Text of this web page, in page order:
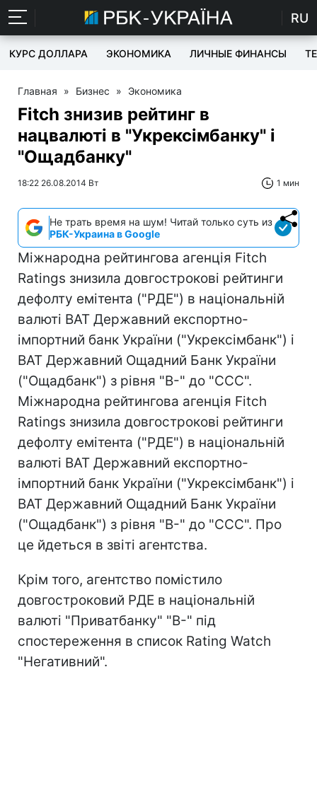
RU
КУРС ДОЛЛАРА ЭКОНОМИКА ЛИЧНЫЕ ФИНАНСЫ
Главная » Бизнес » Экономика
Fitch знизив рейтинг в
нацвалюті в "Укрексімбанку" і
"Ощадбанку"
18:22 26.08.2014 Вт 1 мин
Не трать время на шум! Читай только суть из
РБК-Украина в Google
Міжнародна рейтингова агенція Fitch
Ratings знизила довгострокові рейтинги
дефолту емітента ("РДЕ") в національній
валюті ВАТ Державний експортно-
імпортний банк України ("Укрексімбанк") і
ВАТ Державний Ощадний Банк України
("Ощадбанк") з рівня "B-" до "CCC".
Міжнародна рейтингова агенція Fitch
Ratings знизила довгострокові рейтинги
дефолту емітента ("РДЕ") в національній
валюті ВАТ Державний експортно-
імпортний банк України ("Укрексімбанк") і
ВАТ Державний Ощадний Банк України
("Ощадбанк") з рівня "B-" до "CCC". Про
це йдеться в звіті агентства.
Крім того, агентство помістило
довгостроковий РДЕ в національній
валюті "Приватбанку" "B-" під
спостереження в список Rating Watch
"Негативний".